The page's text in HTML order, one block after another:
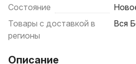
Состояние
Товары с доставкой в
регионы
Вся
Описание